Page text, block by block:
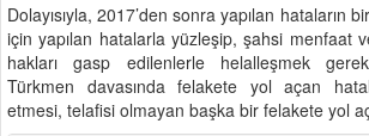
Dolayısıyla, 2017’den sonra yapılan hataların
için yapılan hatalarla yüzleşip, şahsi menfaat
hakları gasp edilenlerle helalleşmek
Türkmen davasında felakete yol açan
etmesi, telafisi olmayan başka bir felakete yol